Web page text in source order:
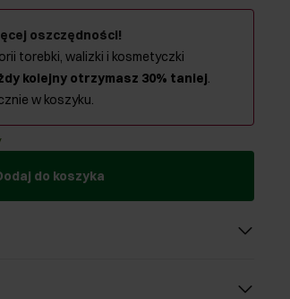
oszczędności!
torebki, walizki i kosmetyczki
kolejny otrzymasz 30% taniej.
w koszyku.
do koszyka